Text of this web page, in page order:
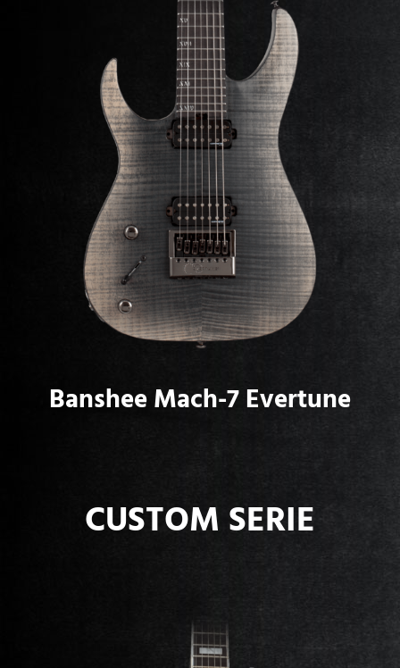
Banshee Mach-7 Evertune
CUSTOM SERIE